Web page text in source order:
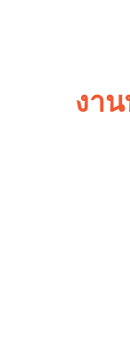
งา